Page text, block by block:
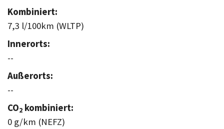
Kombiniert:
7,3 l/100km (WLTP)
Innerorts:
--
Außerorts:
--
CO2 kombiniert:
0 g/km (NEFZ)